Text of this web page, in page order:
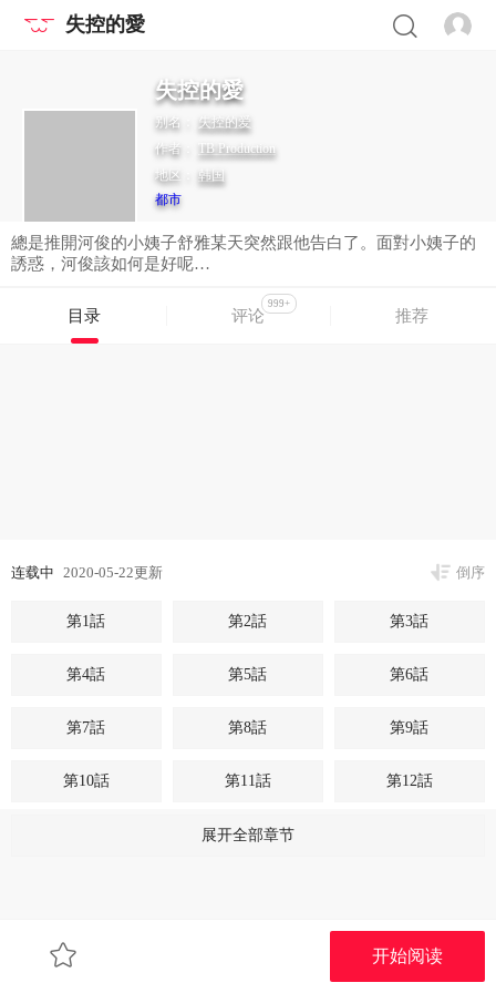
失控的愛
失控的愛
别名： 失控的爱
作者： TB Production
地区： 韩国
都市
總是推開河俊的小姨子舒雅某天突然跟他告白了。面對小姨子的
誘惑，河俊該如何是好呢…
目录 评论
999+
推荐
连载中 2020-05-22更新 倒序
第1話 第2話 第3話
第4話 第5話 第6話
第7話 第8話 第9話
第10話 第11話 第12話
第14話
开始阅读
展开全部章节